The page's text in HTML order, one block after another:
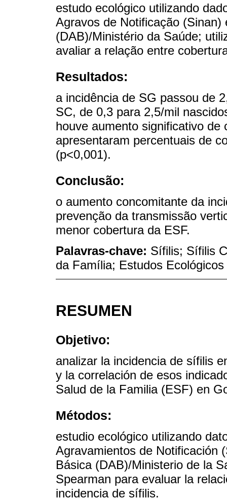
estudo ecológico utilizando
Agravos de Notificação
(DAB)/Ministério da Saúde;
avaliar a relação entre
Resultados:
a incidência de SG passou de
SC, de 0,3 para 2,5/mil
houve aumento significativo
apresentaram percentuais de
(p<0,001).
Conclusão:
o aumento concomitante da
prevenção da transmissão
menor cobertura da ESF.
Palavras-chave: Sífilis; Sífilis
da Família; Estudos Ecológicos
RESUMEN
Objetivo:
analizar la incidencia de sífilis
y la correlación de esos
Salud de la Familia (ESF) en
Métodos:
estudio ecológico utilizando
Agravamientos de Notificación
Básica (DAB)/Ministerio de la
Spearman para evaluar la
incidencia de sífilis.